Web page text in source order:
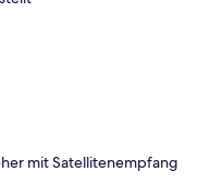
mit Satellitenempfang